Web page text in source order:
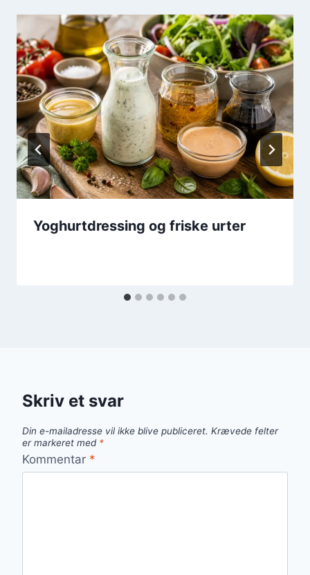
Yoghurtdressing og friske urter
Skriv et svar
Din e-mailadresse vil ikke blive publiceret. Krævede felter
er markeret med *
Kommentar *